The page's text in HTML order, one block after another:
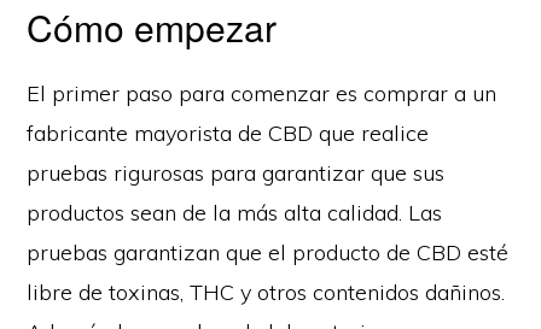
Cómo empezar
El primer paso para comenzar es comprar a un
fabricante mayorista de CBD que realice
pruebas rigurosas para garantizar que sus
productos sean de la más alta calidad. Las
pruebas garantizan que el producto de CBD esté
libre de toxinas, THC y otros contenidos dañinos.